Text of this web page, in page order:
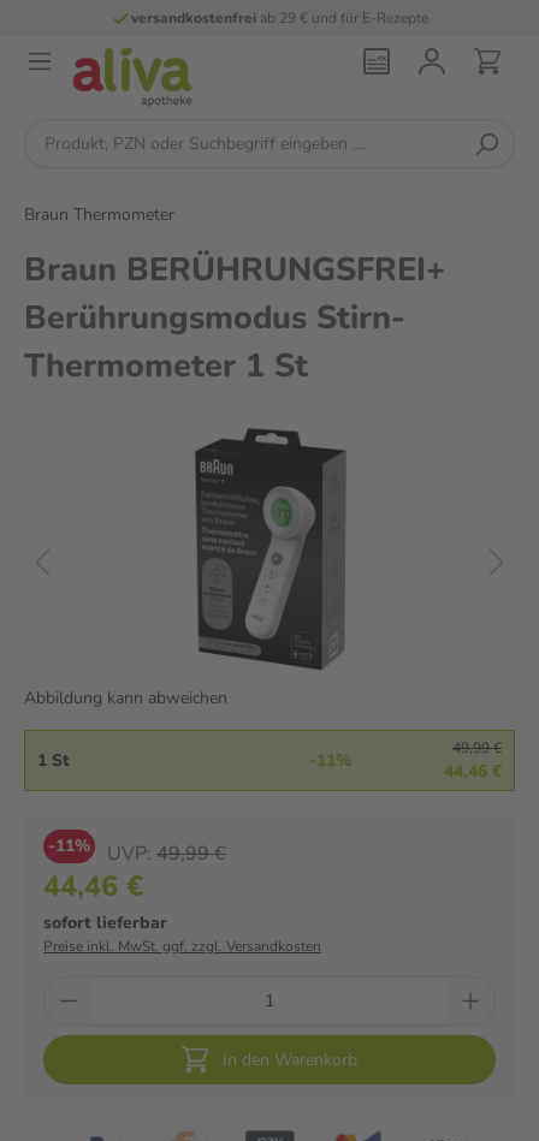
versandkostenfreiab 29 € und für E-Rezepte
Braun Thermometer
Braun BERÜHRUNGSFREI+
Berührungsmodus Stirn-
Thermometer 1 St
Abbildung kann abweichen
1 St -11%
49,99 €
44,46 €
-11% UVP: 49,99 €
44,46 €
sofort lieferbar
Preise inkl. MwSt. ggf. zzgl. Versandkosten
In den Warenkorb